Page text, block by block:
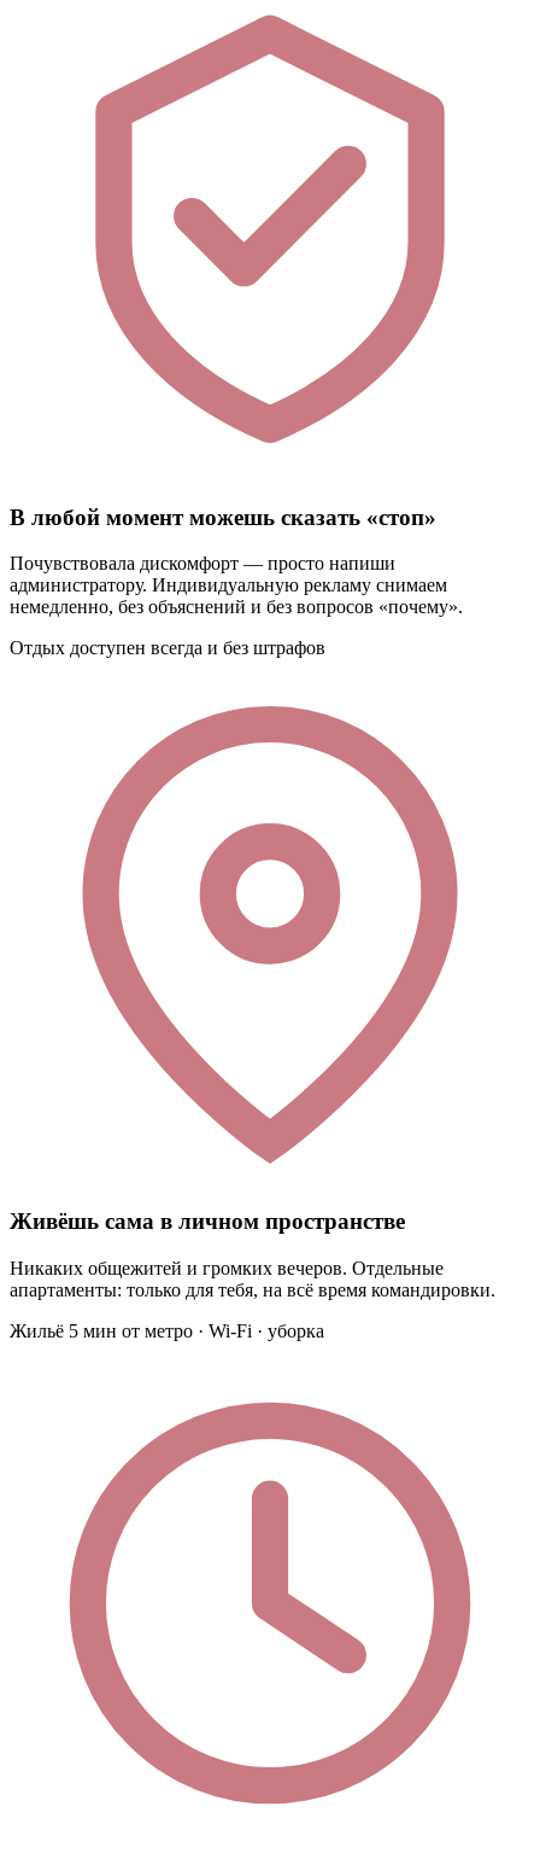
В любой момент можешь сказать «стоп»
Почувствовала дискомфорт — просто напиши
администратору. Индивидуальную рекламу снимаем
немедленно, без объяснений и без вопросов «почему».
Отдых доступен всегда и без штрафов
Живёшь сама в личном пространстве
Никаких общежитей и громких вечеров. Отдельные
апартаменты: только для тебя, на всё время командировки.
Жильё 5 мин от метро · Wi-Fi · уборка